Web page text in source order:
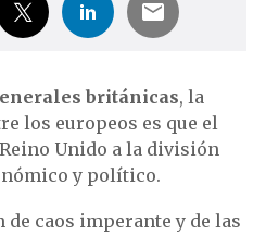
británicas, la
los europeos es que el
Unido a la división
y político.
de caos imperante y de las